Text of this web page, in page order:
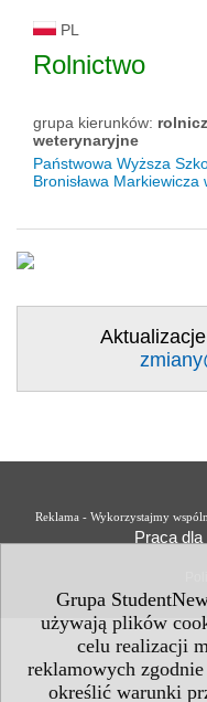
Grupa
używają plików
celu realizacji
reklamowych
określić warunki
PL
Rolnictwo
grupa kierunków:
weterynaryjne
Państwowa Wyższa
Bronisława Markiewicza
Reklama - Wykorzystajmy
Praca